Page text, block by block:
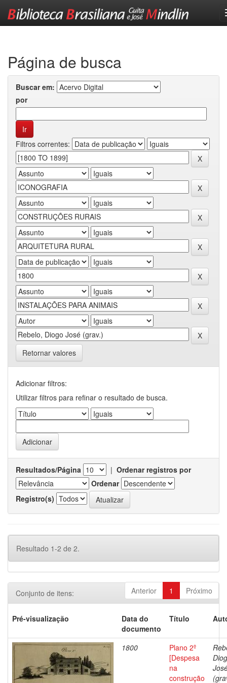
Página de busca
Buscar em:
por
Filtros correntes:
Retornar valores
Adicionar filtros:
Utilizar filtros para refinar o resultado de busca.
Resultados/Página | Ordenar registros por
Ordenar
Registro(s)
Resultado 1-2 de 2.
Anterior 1 Próximo
Conjunto de itens:
Pré-visualização
Data do
documento
Título
1800
Plano 2º
[Despesa
na
construção